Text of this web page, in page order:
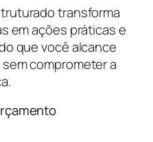
transforma
em ações práticas e
que você alcance
comprometer a